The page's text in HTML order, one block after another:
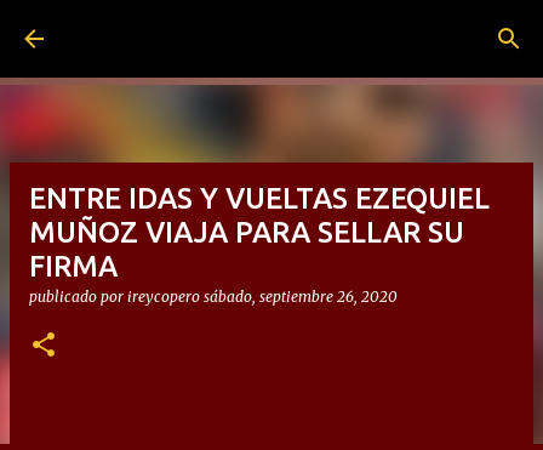
ENTRE IDAS Y VUELTAS EZEQUIEL
MUÑOZ VIAJA PARA SELLAR SU
FIRMA
publicado por ireycopero sábado, septiembre 26, 2020